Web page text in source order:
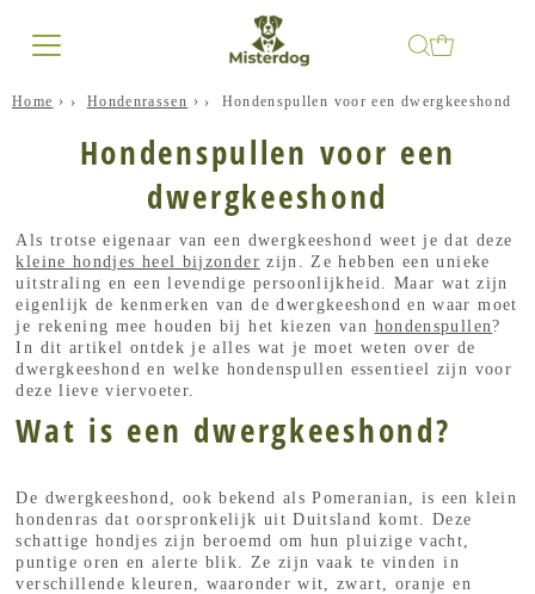
Home › Hondenrassen › Hondenspullen voor een dwergkeeshond
Hondenspullen voor een
dwergkeeshond
Als trotse eigenaar van een dwergkeeshond weet je dat deze
kleine hondjes heel bijzonder zijn. Ze hebben een unieke
uitstraling en een levendige persoonlijkheid. Maar wat zijn
eigenlijk de kenmerken van de dwergkeeshond en waar moet
je rekening mee houden bij het kiezen van hondenspullen?
In dit artikel ontdek je alles wat je moet weten over de
dwergkeeshond en welke hondenspullen essentieel zijn voor
deze lieve viervoeter.
Wat is een dwergkeeshond?
De dwergkeeshond, ook bekend als Pomeranian, is een klein
hondenras dat oorspronkelijk uit Duitsland komt. Deze
schattige hondjes zijn beroemd om hun pluizige vacht,
puntige oren en alerte blik. Ze zijn vaak te vinden in
verschillende kleuren, waaronder wit, zwart, oranje en